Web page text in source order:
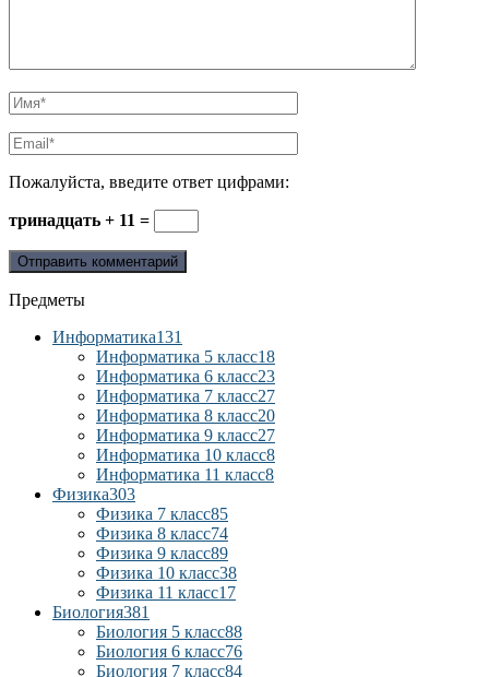
Пожалуйста, введите ответ цифрами:
тринадцать + 11 =
Предметы
Информатика131
Информатика 5 класс18
Информатика 6 класс23
Информатика 7 класс27
Информатика 8 класс20
Информатика 9 класс27
Информатика 10 класс8
Информатика 11 класс8
Физика303
Физика 7 класс85
Физика 8 класс74
Физика 9 класс89
Физика 10 класс38
Физика 11 класс17
Биология381
Биология 5 класс88
Биология 6 класс76
Биология 7 класс84